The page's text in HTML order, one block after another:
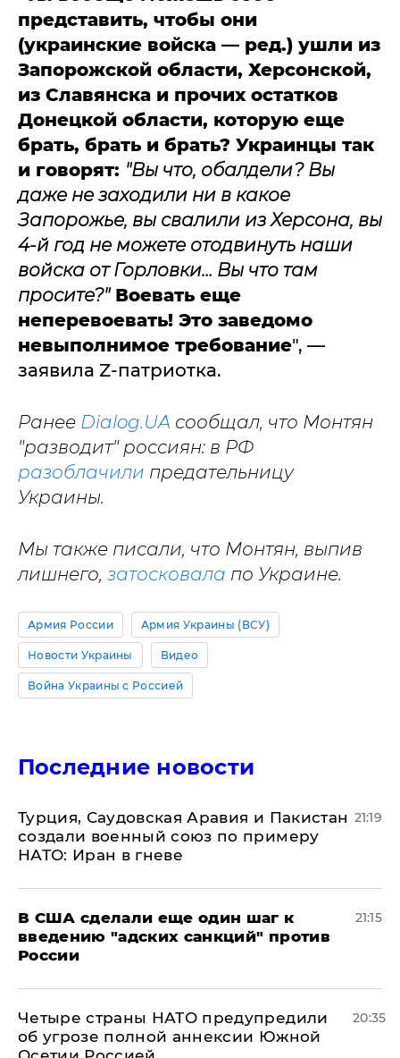
представить, чтобы они
(украинские войска — ред.) ушли из
Запорожской области, Херсонской,
из Славянска и прочих остатков
Донецкой области, которую еще
брать, брать и брать? Украинцы так
и говорят: "Вы что, обалдели? Вы
даже не заходили ни в какое
Запорожье, вы свалили из Херсона, вы
4-й год не можете отодвинуть наши
войска от Горловки… Вы что там
просите?"Воевать еще
неперевоевать! Это заведомо
невыполнимое требование", —
заявила Z-патриотка.
Ранее Dialog.UA сообщал, что Монтян
"разводит" россиян: в РФ
разоблачили предательницу
Украины.
Мы также писали, что Монтян, выпив
лишнего, затосковала по Украине.
Армия России Армия Украины (ВСУ)
Новости Украины Видео
Война Украины с Россией
Последние новости
Турция, Саудовская Аравия и Пакистан
создали военный союз по примеру
НАТО: Иран в гневе
21:19
В США сделали еще один шаг к
введению "адских санкций" против
России
21:15
Четыре страны НАТО предупредили
об угрозе полной аннексии Южной
20:35